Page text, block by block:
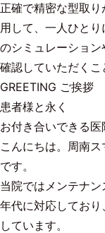
正確で精密な型取
用して、一人ひと
のシミュレーショ
確認していただくこ
GREETING ご挨拶
患者様と永く
お付き合いできる医
こんにちは。周南
です。
当院ではメンテナ
年代に対応してお
しています。